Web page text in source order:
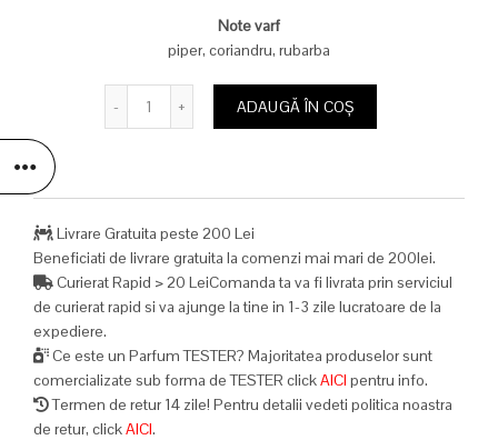
699,00 lei.
Note varf
piper, coriandru, rubarba
ADAUGĂ ÎN COȘ
Livrare Gratuita peste 200 Lei
Beneficiati de livrare gratuita la comenzi mai mari de 200lei.
Curierat Rapid > 20 LeiComanda ta va fi livrata prin serviciul
de curierat rapid si va ajunge la tine in 1-3 zile lucratoare de la
expediere.
Ce este un Parfum TESTER? Majoritatea produselor sunt
comercializate sub forma de TESTER clickAICI pentru info.
Termen de retur 14 zile! Pentru detalii vedeti politica noastra
de retur, clickAICI.